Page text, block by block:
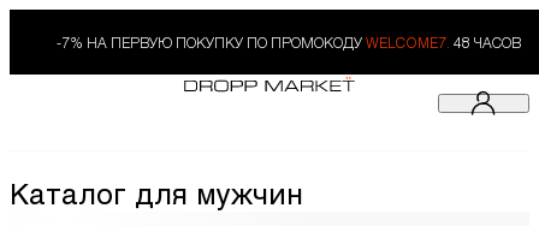
-7% НА ПЕРВУЮ ПОКУПКУ ПО ПРОМОКОДУ WELCOME7. 48 ЧАСОВ
Каталог для мужчин